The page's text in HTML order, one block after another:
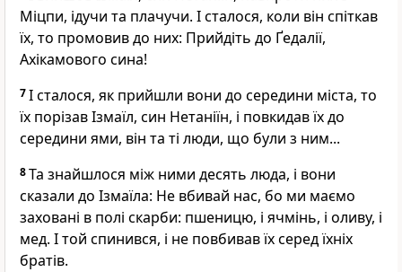
Міцпи, ідучи та плачучи. І сталося, коли він спіткав
їх, то промовив до них: Прийдіть до Ґедалії,
Ахікамового сина!
7І сталося, як прийшли вони до середини міста, то
їх порізав Ізмаїл, син Нетаніїн, і повкидав їх до
середини ями, він та ті люди, що були з ним...
8Та знайшлося між ними десять люда, і вони
сказали до Ізмаїла: Не вбивай нас, бо ми маємо
заховані в полі скарби: пшеницю, і ячмінь, і оливу, і
мед. І той спинився, і не повбивав їх серед їхніх
братів.